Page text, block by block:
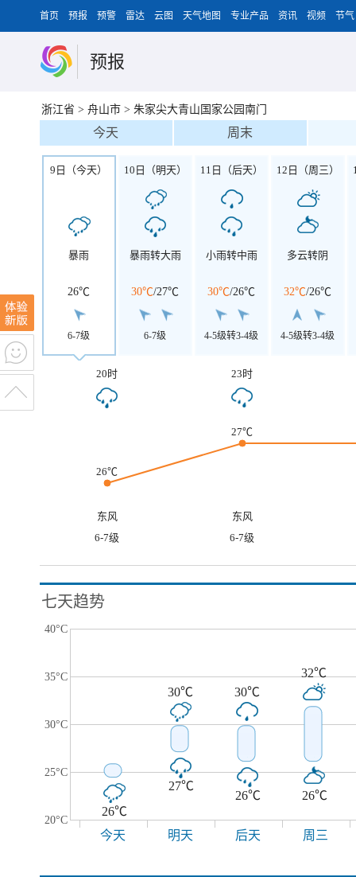
首页 预报 预警 雷达 云图 天气地图 专业产品 资讯 视频 节气
预报
浙江省 > 舟山市 > 朱家尖大青山国家公园南门
今天 周末
9日（今天）
暴雨
26℃
6-7级
10日（明天）
暴雨转大雨
30℃/27℃
6-7级
11日（后天）
小雨转中雨
30℃/26℃
4-5级转3-4级
12日（周三）
多云转阴
32℃/26℃
4-5级转3-4级
20时 23时
26℃
27℃
东风
东风
6-7级
6-7级
七天趋势
40°C
35°C
30°C
25°C
20°C
26℃
30℃
27℃
30℃
26℃
32℃
26℃
今天 明天 后天 周三